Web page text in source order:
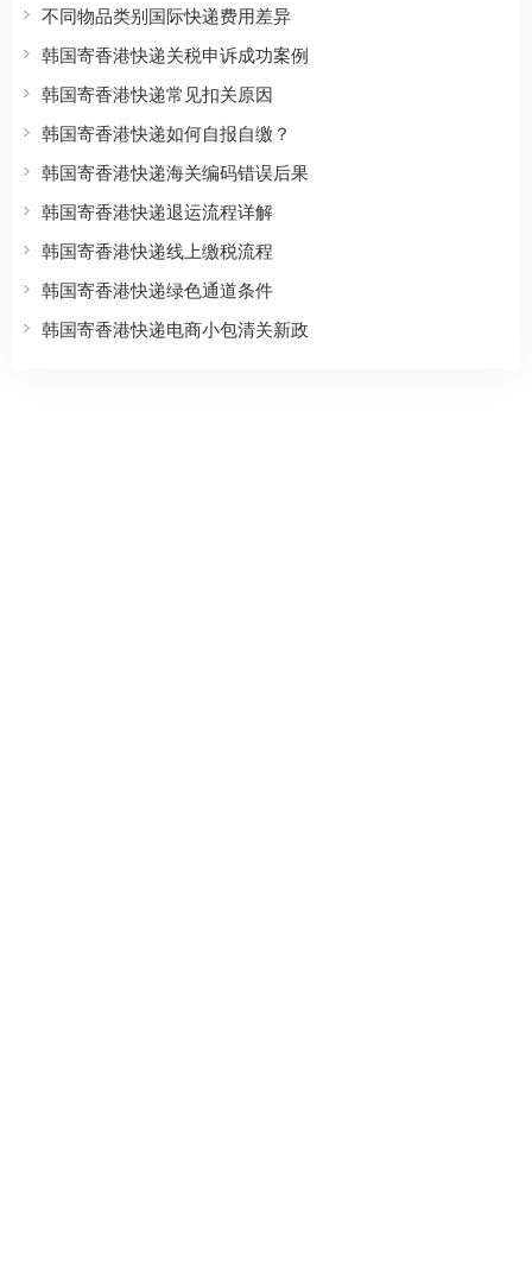
不同物品类别国际快递费用差异
韩国寄香港快递关税申诉成功案例
韩国寄香港快递常见扣关原因
韩国寄香港快递如何自报自缴？
韩国寄香港快递海关编码错误后果
韩国寄香港快递退运流程详解
韩国寄香港快递线上缴税流程
韩国寄香港快递绿色通道条件
韩国寄香港快递电商小包清关新政